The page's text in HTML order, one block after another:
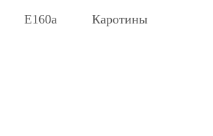
Е160а Каротины